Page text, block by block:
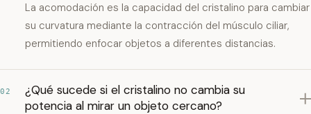
La acomodación es la capacidad del cristalino para cambiar
su curvatura mediante la contracción del músculo ciliar,
permitiendo enfocar objetos a diferentes distancias.
02
¿Qué sucede si el cristalino no cambia su
potencia al mirar un objeto cercano?